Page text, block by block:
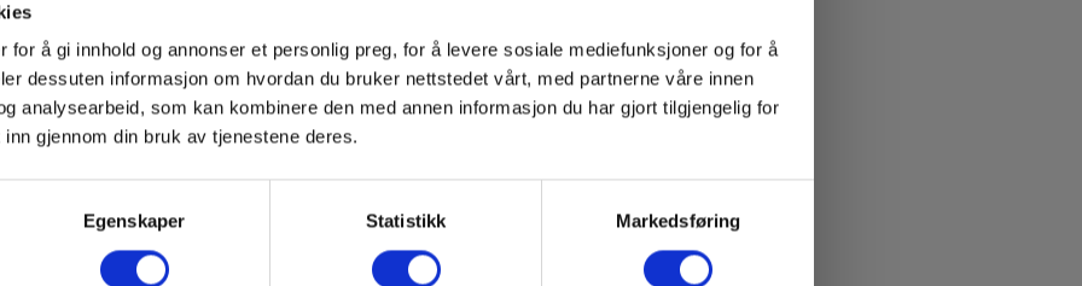
for å gi innhold og annonser et personlig preg, for å levere sosiale mediefunksjoner og for å
dessuten informasjon om hvordan du bruker nettstedet vårt, med partnerne våre innen
analysearbeid, som kan kombinere den med annen informasjon du har gjort tilgjengelig for
gjennom din bruk av tjenestene deres.
Egenskaper Statistikk Markedsføring